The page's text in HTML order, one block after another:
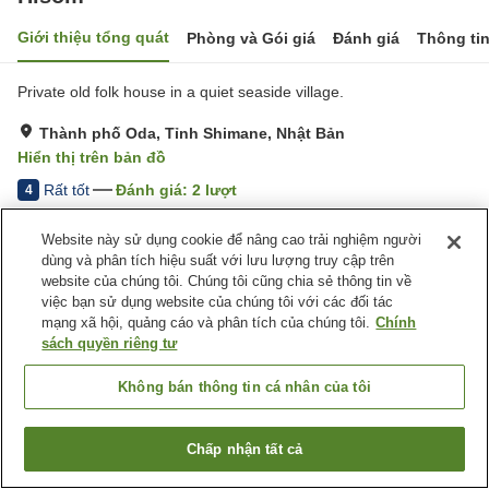
Giới thiệu tổng quát Phòng và Gói giá Đánh giá Thông
Private old folk house in a quiet seaside village.
Thành phố Oda, Tỉnh Shimane, Nhật Bản
Hiển thị trên bản đồ
4 Rất tốt Đánh giá: 2 lượt
Tiện nghi chỗ nghỉ
Bãi đỗ xe
Trang chủ Nhật Bản
Tìm phòng trống
Website này sử dụng cookie để nâng cao trải nghiệm người
dùng và phân tích hiệu suất với lưu lượng truy cập trên
website của chúng tôi. Chúng tôi cũng chia sẻ thông tin về
việc bạn sử dụng website của chúng tôi với các đối tác
mạng xã hội, quảng cáo và phân tích của chúng tôi. Chính
sách quyền riêng tư
Không bán thông tin cá nhân của tôi
Chấp nhận tất cả